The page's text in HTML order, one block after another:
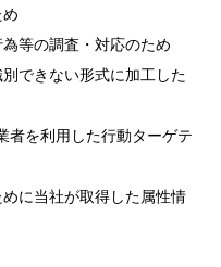
等の調査・対応のため
できない形式に加工した
者を利用した行動ターゲテ
に当社が取得した属性情